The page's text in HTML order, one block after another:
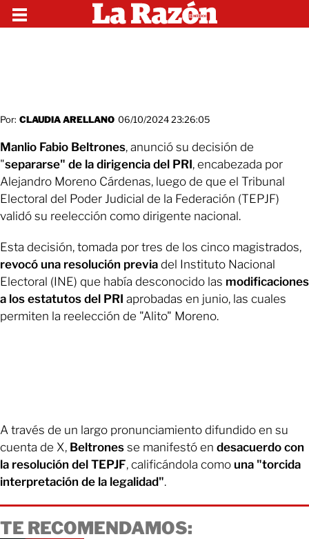
Por: CLAUDIA ARELLANO 06/10/2024 23:26:05
Manlio Fabio Beltrones, anunció su decisión de
"separarse" de la dirigencia del PRI, encabezada por
Alejandro Moreno Cárdenas, luego de que el Tribunal
Electoral del Poder Judicial de la Federación (TEPJF)
validó su reelección como dirigente nacional.
Esta decisión, tomada por tres de los cinco magistrados,
revocó una resolución previa del Instituto Nacional
Electoral (INE) que había desconocido las modificaciones
a los estatutos del PRI aprobadas en junio, las cuales
permiten la reelección de "Alito" Moreno.
A través de un largo pronunciamiento difundido en su
cuenta de X, Beltrones se manifestó en desacuerdo con
la resolución del TEPJF, calificándola como una "torcida
interpretación de la legalidad".
TE RECOMENDAMOS: